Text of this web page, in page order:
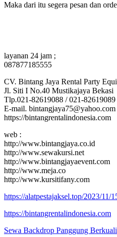
Maka dari itu segera pesan dan
layanan 24 jam ;
087877185555
CV. Bintang Jaya Rental Party
Jl. Siti I No.40 Mustikajaya Bekasi
Tlp.021-82619088 / 021-
E-mail. bintangjaya75@yahoo.com
https://bintangrentalindonesia.com
web :
http://www.bintangjaya.co.id
http://www.sewakursi.net
http://www.bintangjayaevent.com
http://www.meja.co
http://www.kursitifany.com
https://alatpestajaksel.top/2023/11/
https://bintangrentalindonesia.com
Sewa Backdrop Panggung